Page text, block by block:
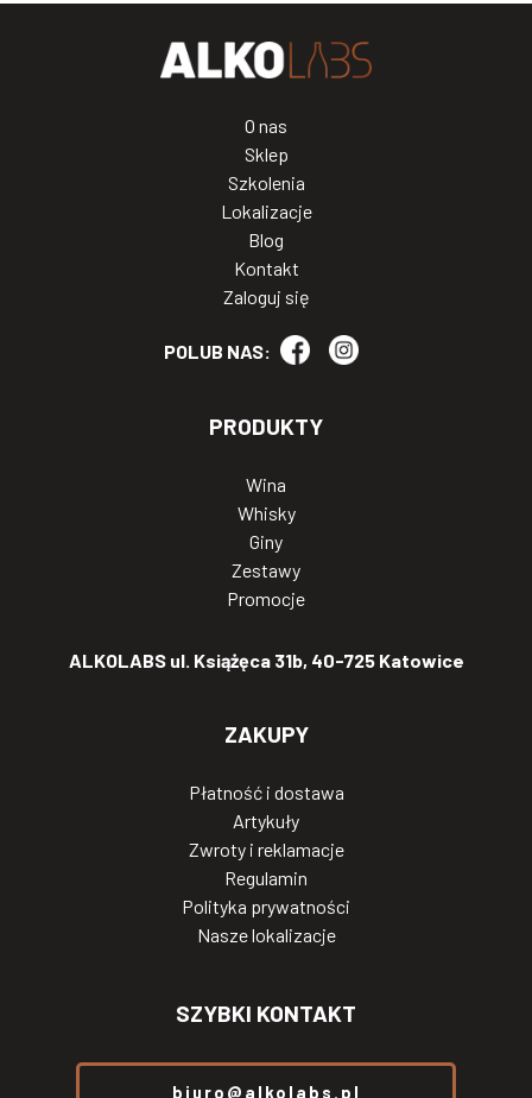
O nas
Sklep
Szkolenia
Lokalizacje
Blog
Kontakt
Zaloguj się
POLUB NAS:
PRODUKTY
Wina
Whisky
Giny
Zestawy
Promocje
ALKOLABS ul. Książęca 31b, 40-725 Katowice
ZAKUPY
Płatność i dostawa
Artykuły
Zwroty i reklamacje
Regulamin
Polityka prywatności
Nasze lokalizacje
SZYBKI KONTAKT
biuro@alkolabs.pl